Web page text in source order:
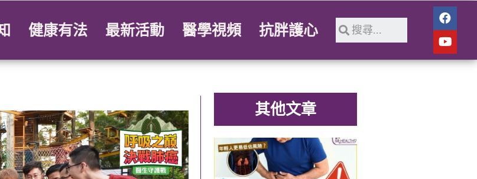
健康有法 最新活動 醫學視頻 抗胖護心
其他文章